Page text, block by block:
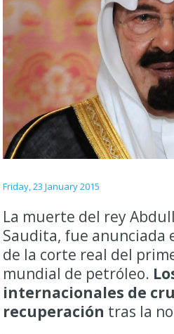
Friday, 23 January 2015
La muerte del rey
Saudita, fue anunciada
de la corte real del
mundial de petróleo.
internacionales de
recuperación tras la